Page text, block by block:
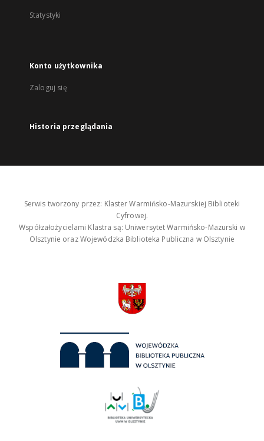
Statystyki
Konto użytkownika
Zaloguj się
Historia przeglądania
Serwis tworzony przez: Klaster Warmińsko-Mazurskiej Biblioteki
Cyfrowej.
Współzałożycielami Klastra są: Uniwersytet Warmińsko-Mazurski w
Olsztynie oraz Wojewódzka Biblioteka Publiczna w Olsztynie